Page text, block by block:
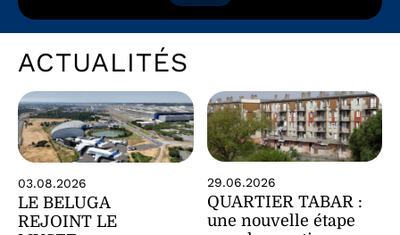
ACTUALITÉS
03.08.2026
LE BELUGA
REJOINT LE
29.06.2026
QUARTIER TABAR :
une nouvelle étape